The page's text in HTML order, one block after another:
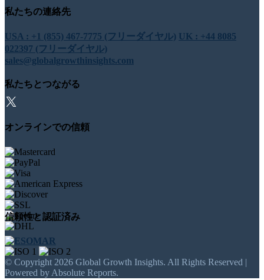
私たちの連絡先
USA : +1 (855) 467-7775 (フリーダイヤル) UK : +44 8085
022397 (フリーダイヤル)
sales@globalgrowthinsights.com
私たちとつながる
オンラインでの信頼
信頼性と認証済み
© Copyright 2026 Global Growth Insights. All Rights Reserved |
Powered by Absolute Reports.